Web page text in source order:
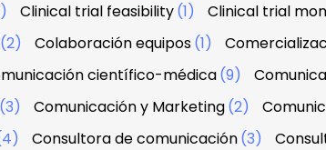
Clinical trial feasibility(1) Clinical trial
(2) Colaboración equipos(1)
científico-médica(9)
(3) Comunicación y Marketing(2)
Consultora de comunicación(3)